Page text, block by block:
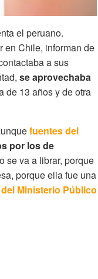
el peruano.
en Chile, informan de
a sus
se aprovechaba
de 13 años y de otra
fuentes del
por los de
se va a librar, porque
porque ella fue una
Ministerio Público